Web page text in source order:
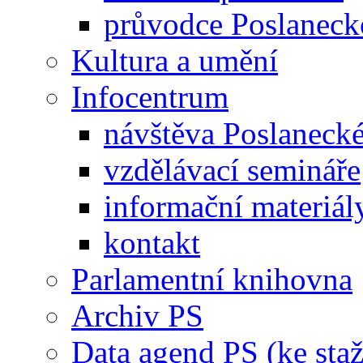
průvodce
Kultura a umění
Infocentrum
návštěva
vzdělávací semináře
informační
kontakt
Parlamentní knihovna
Archiv PS
Data agend PS (ke